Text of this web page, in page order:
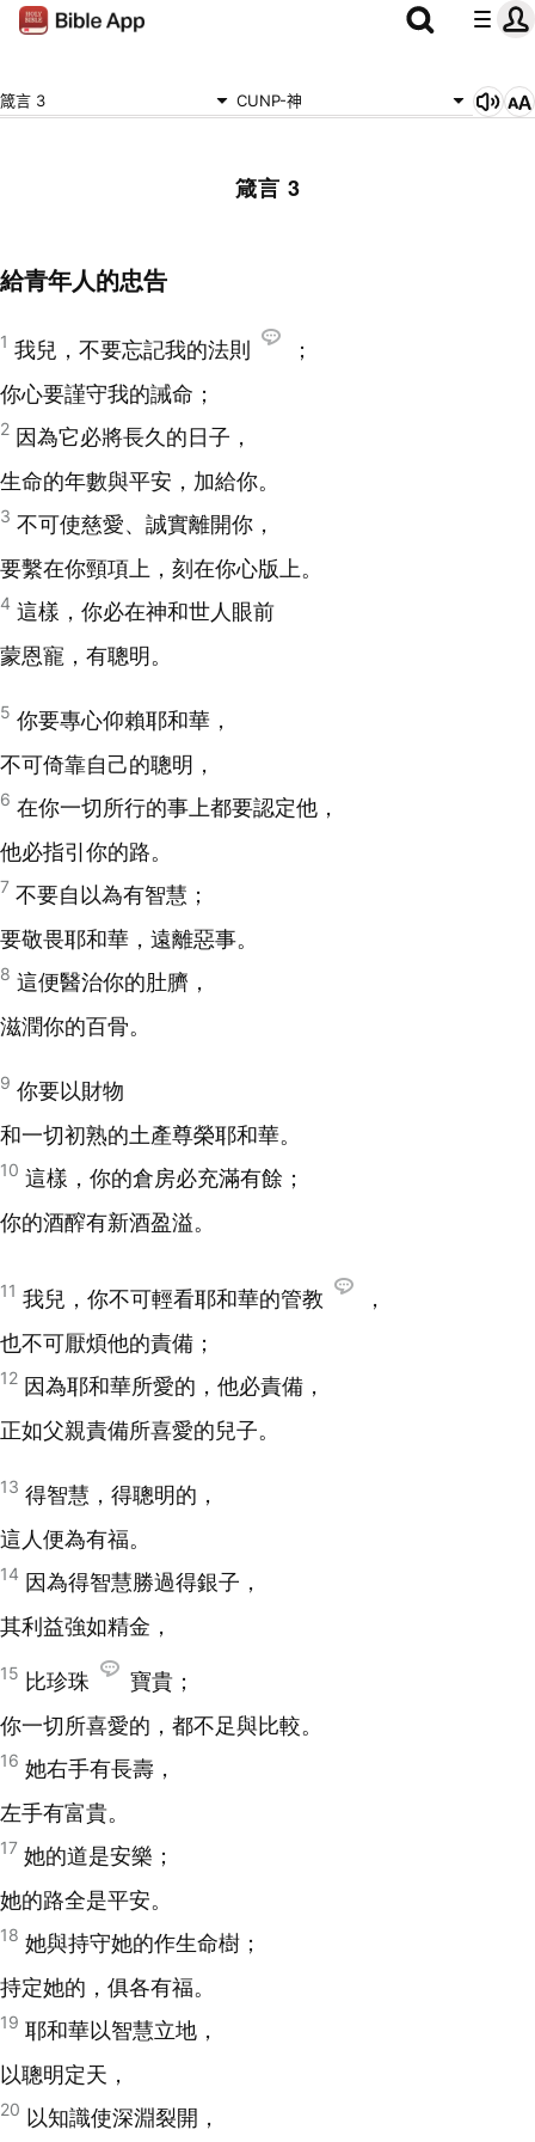
箴言 3 CUNP-神
箴言 3
給青年人的忠告
1 我兒，不要忘記我的法則
；
你心要謹守我的誡命；
2 因為它必將長久的日子，
生命的年數與平安，加給你。
3 不可使慈愛、誠實離開你，
要繫在你頸項上，刻在你心版上。
4 這樣，你必在神和世人眼前
蒙恩寵，有聰明。
5 你要專心仰賴耶和華，
不可倚靠自己的聰明，
6 在你一切所行的事上都要認定他，
他必指引你的路。
7 不要自以為有智慧；
要敬畏耶和華，遠離惡事。
8 這便醫治你的肚臍，
滋潤你的百骨。
9 你要以財物
和一切初熟的土產尊榮耶和華。
10 這樣，你的倉房必充滿有餘；
你的酒醡有新酒盈溢。
11 我兒，你不可輕看耶和華的管教
，
也不可厭煩他的責備；
12 因為耶和華所愛的，他必責備，
正如父親責備所喜愛的兒子。
13 得智慧，得聰明的，
這人便為有福。
14 因為得智慧勝過得銀子，
其利益強如精金，
15 比珍珠
寶貴；
你一切所喜愛的，都不足與比較。
16 她右手有長壽，
左手有富貴。
17 她的道是安樂；
她的路全是平安。
18 她與持守她的作生命樹；
持定她的，俱各有福。
19 耶和華以智慧立地，
以聰明定天，
20 以知識使深淵裂開，